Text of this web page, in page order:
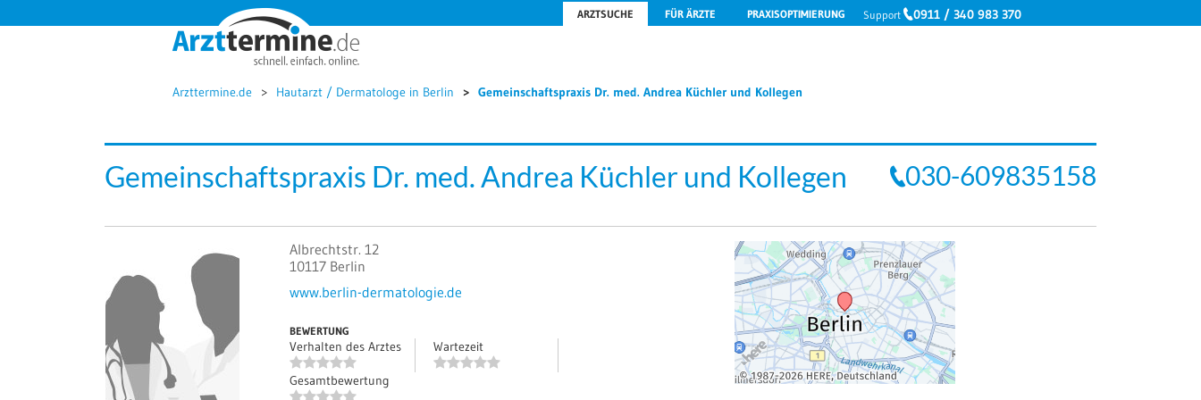
ARZTSUCHE FÜR ÄRZTE PRAXISOPTIMIERUNG Support 0911 / 340 983 370




Arzttermine.de Hautarzt / Dermatologe in Berlin Gemeinschaftspraxis Dr. med. Andrea Küchler und Kollegen
Gemeinschaftspraxis Dr. med. Andrea Küchler und Kollegen 030-609835158
Albrechtstr. 12
10117 Berlin
www.berlin-dermatologie.de
BEWERTUNG
Verhalten des Arztes Wartezeit
Gesamtbewertung